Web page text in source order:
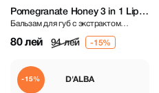
Pomegranate Honey 3 in 1 Lip
Balm 10 ml
Бальзам для губ с экстрактом
граната и медом 3 в 1
80 лей 94 лей
D'ALBA
-15%